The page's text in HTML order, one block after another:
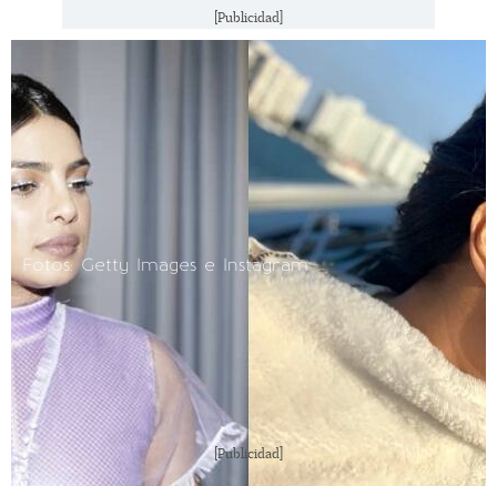
[Publicidad]
Fotos: Getty Images e Instagram
[Publicidad]